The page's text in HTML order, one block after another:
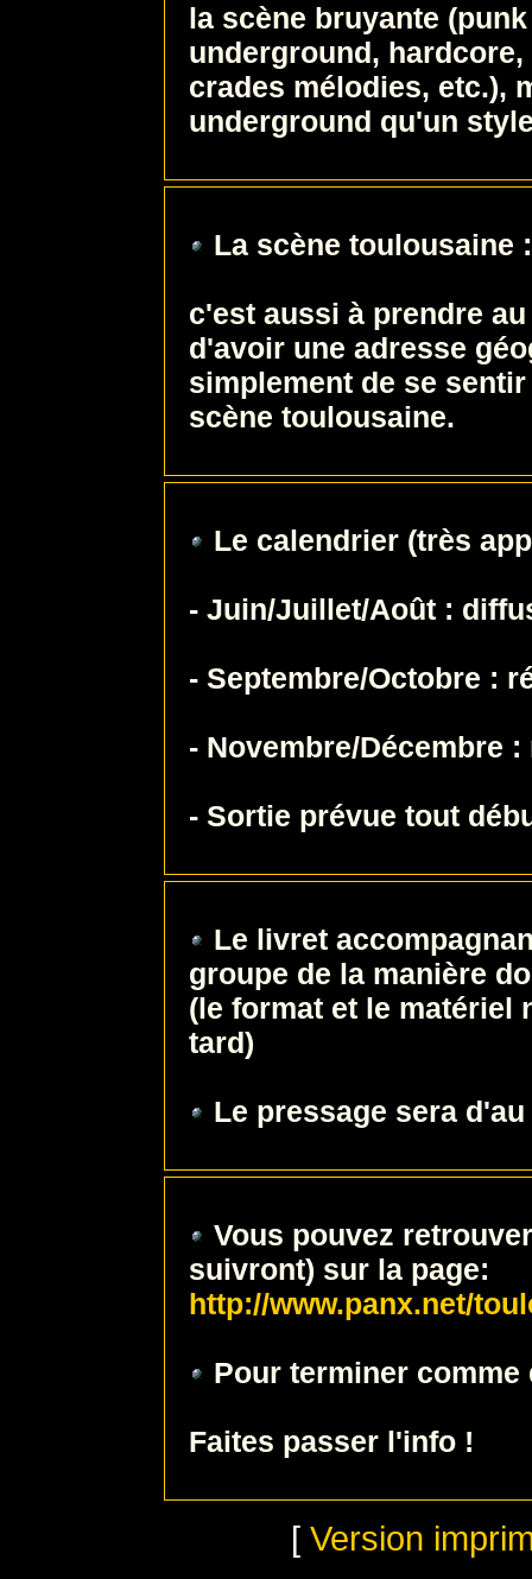
la scène bruyante
underground,
crades mélodies, etc.),
underground qu'un
La scène toulousaine :
c'est aussi à prendre
d'avoir une adresse
simplement de se
scène toulousaine.
Le calendrier (très
- Juin/Juillet/Août :
- Septembre/Octobre :
- Novembre/Décembre
- Sortie prévue tout
Le livret
groupe de la manière
(le format et le matériel
tard)
Le pressage sera
Vous pouvez
suivront) sur la page:
http://www.panx.net/
Pour terminer comme
Faites passer l'info !
[ Version